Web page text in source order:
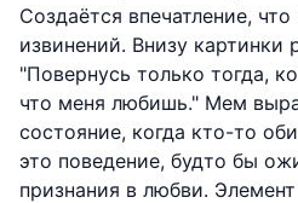
Создаётся впечатление,
извинений. Внизу картинки
"Повернусь только тогда,
что меня любишь." Мем
состояние, когда кто-то
это поведение, будто бы
признания в любви.